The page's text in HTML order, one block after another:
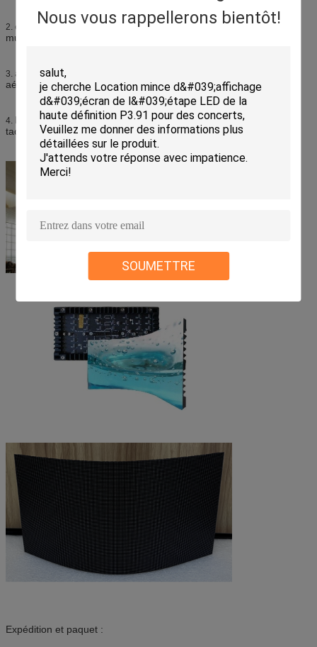
Nous vous rappellerons bientôt!
SOUMETTRE
2. comme fond ; événements d'étape, concerts, exposition etc. de
musique.
3. annonces commerciales l'en public ; centre commercial,
aéroports, souterrain etc.
4. l'exposition rapportent l'information ; souterrain, station de train,
tache de touristes etc.
Expédition et paquet :